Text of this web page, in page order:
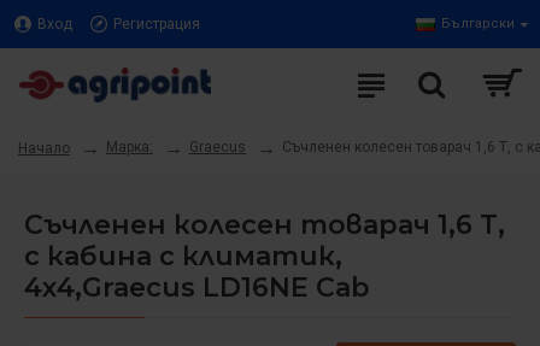
Вход Регистрация Български
Начало Марка: Graecus Съчленен колесен товарач 1,6 Т, с
Съчленен колесен товарач 1,6 Т,
с кабина с климатик,
4х4,Graecus LD16NE Cab